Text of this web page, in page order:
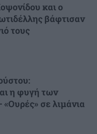
και ο
βάφτισαν
τους
η φυγή των
σε λιμάνια